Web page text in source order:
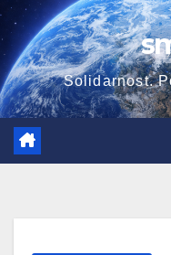
Skip
to
content
Solidarnost.